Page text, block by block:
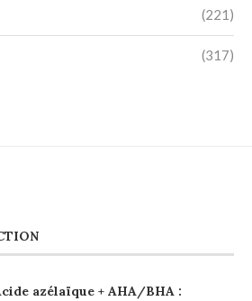
(221)
(317)
azélaïque + AHA/BHA :